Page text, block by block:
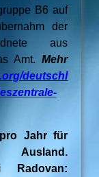
B6 auf
der
aus
Amt.Mehr
deutschl
pro Jahr für
Radovan: